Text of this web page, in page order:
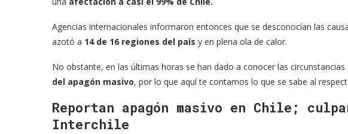
Agencias internacionales informaron entonces que se desconocían las
azotó a 14 de 16 regiones del país y en plena ola de calor.
No obstante, en las últimas horas se han dado a conocer las circunstancias
del apagón masivo, por lo que aquí te contamos lo que se sabe al
Reportan apagón masivo en Chile;
Interchile